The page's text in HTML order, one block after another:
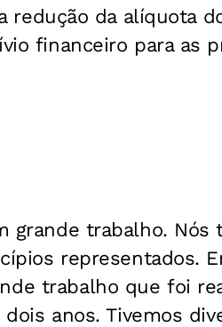
redução da alíquota
financeiro para as
grande trabalho. Nós
representados.
trabalho que foi
anos. Tivemos